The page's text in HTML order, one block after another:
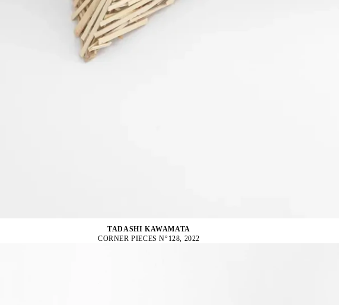
TADASHI KAWAMATA
CORNER PIECES N°128, 2022